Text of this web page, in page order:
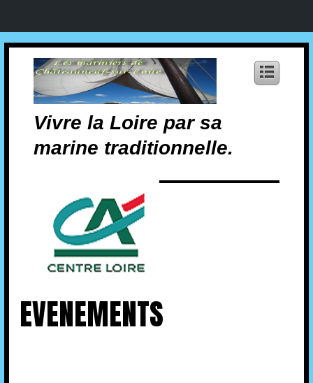
Vivre la Loire par sa
marine traditionnelle.
EVENEMENTS